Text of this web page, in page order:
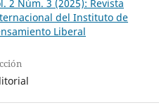
2 Núm. 3 (2025): Revista
del Instituto de
Liberal